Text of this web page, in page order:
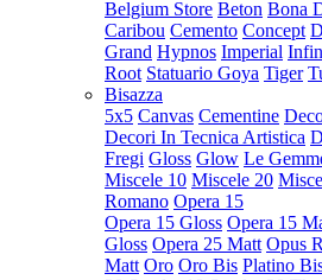
Belgium Store Beton Bona
Caribou Cemento Concept
Grand Hypnos Imperial
Root Statuario Goya Tiger
Bisazza
5x5 Canvas Cementine
Decori In Tecnica Artistica
Fregi Gloss Glow Le
Miscele 10 Miscele 20
Romano Opera 15
Opera 15 Gloss Opera 15
Gloss Opera 25 Matt Opus
Matt Oro Oro Bis Platino